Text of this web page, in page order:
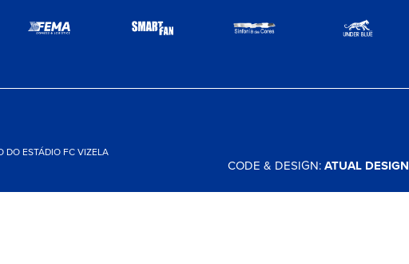
DO ESTÁDIO FC VIZELA
CODE & DESIGN:ATUAL DESIGN